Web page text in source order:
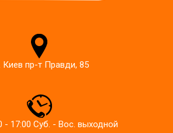
Киев пр-т Правди, 85
- 17:00 Суб. - Вос. выходной